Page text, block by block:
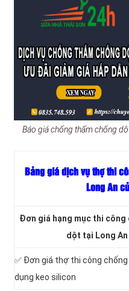
Báo giá chống thấm chống
Bảng giá dịch vụ thợ thi
Long An
Đơn giá hạng mục thi công
dột tại Long An
✅ Đơn giá thợ thi công
dụng keo silicon